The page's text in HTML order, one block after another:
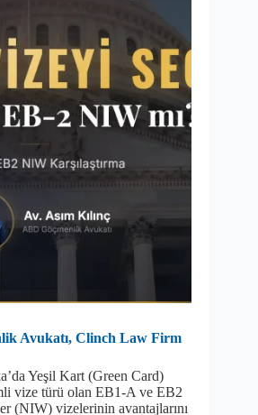
Avukatı, Clinch Law Firm
Yeşil Kart (Green Card)
vize türü olan EB1-A ve EB2
(NIW) vizelerinin avantajlarını